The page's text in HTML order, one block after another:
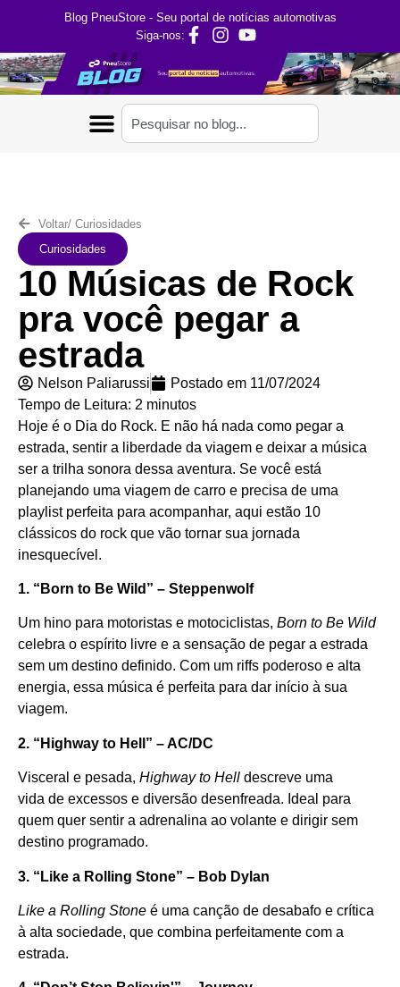
Blog PneuStore - Seu portal de notícias automotivas
Siga-nos:
Voltar/ Curiosidades
Curiosidades
10 Músicas de Rock
pra você pegar a
estrada
Nelson Paliarussi Postado em 11/07/2024
Tempo de Leitura: 2 minutos
Hoje é o Dia do Rock. E não há nada como pegar a
estrada, sentir a liberdade da viagem e deixar a música
ser a trilha sonora dessa aventura. Se você está
planejando uma viagem de carro e precisa de uma
playlist perfeita para acompanhar, aqui estão 10
clássicos do rock que vão tornar sua jornada
inesquecível.
1. “Born to Be Wild” – Steppenwolf
Um hino para motoristas e motociclistas, Born to Be Wild
celebra o espírito livre e a sensação de pegar a estrada
sem um destino definido. Com um riffs poderoso e alta
energia, essa música é perfeita para dar início à sua
viagem.
2. “Highway to Hell” – AC/DC
Visceral e pesada, Highway to Hell descreve uma
vida de excessos e diversão desenfreada. Ideal para
quem quer sentir a adrenalina ao volante e dirigir sem
destino programado.
3. “Like a Rolling Stone” – Bob Dylan
Like a Rolling Stone é uma canção de desabafo e crítica
à alta sociedade, que combina perfeitamente com a
estrada.